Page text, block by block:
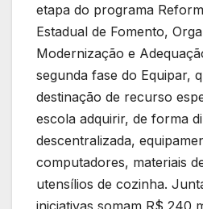
etapa do programa
Estadual de Fomento,
Modernização e
segunda fase do Equipar,
destinação de recurso
escola adquirir, de forma
descentralizada,
computadores, materiais
utensílios de cozinha.